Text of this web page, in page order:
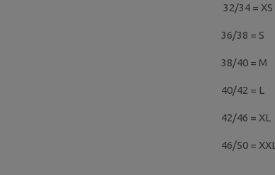
32/34 = XS
36/38 = S
38/40 = M
40/42 = L
42/46 = XL
46/50 = XXL